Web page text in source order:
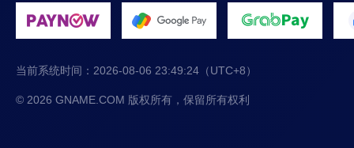
当前系统时间： 2026-08-06 23:49:24 （UTC+8）
© 2026 GNAME.COM 版权所有，保留所有权利